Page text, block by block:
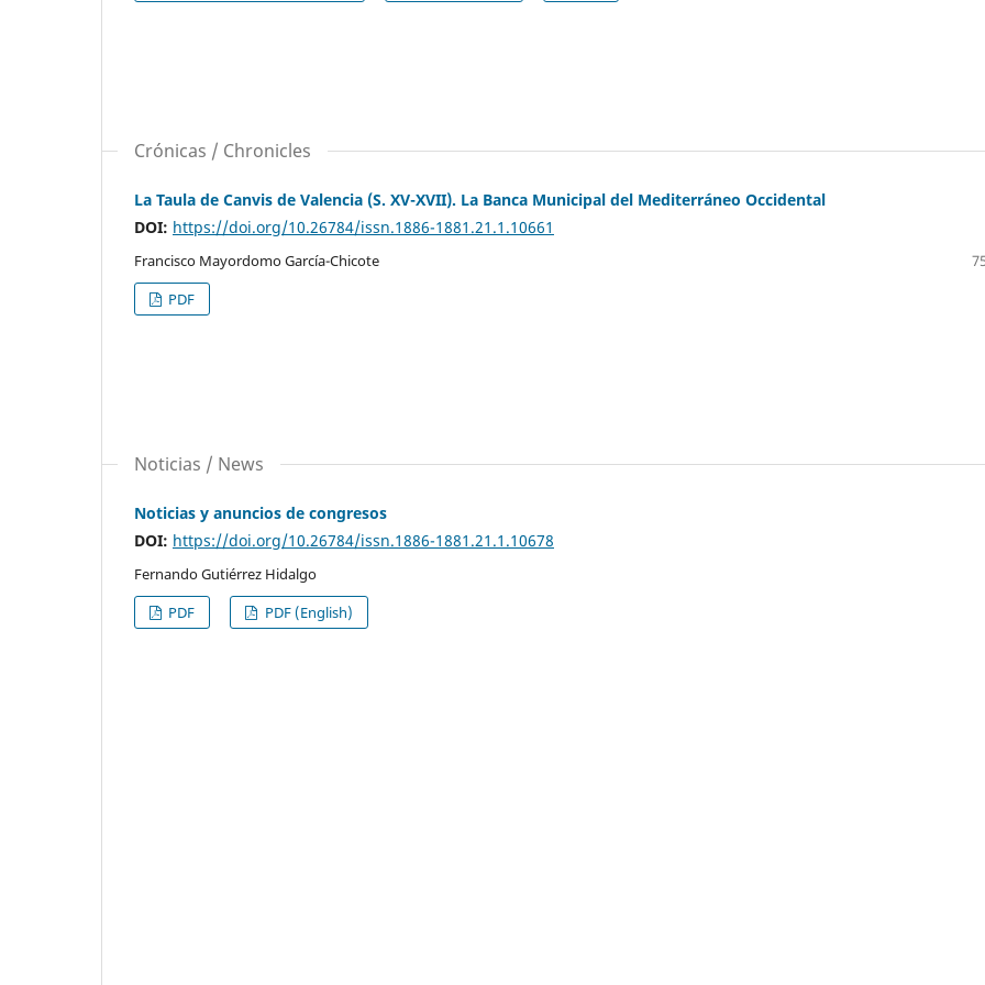
Crónicas / Chronicles
La Taula de Canvis de Valencia (S. XV-XVII). La Banca Municipal del Mediterráneo Occidental
DOI: https://doi.org/10.26784/issn.1886-1881.21.1.10661
Francisco Mayordomo García-Chicote
PDF
Noticias / News
Noticias y anuncios de congresos
DOI: https://doi.org/10.26784/issn.1886-1881.21.1.10678
Fernando Gutiérrez Hidalgo
PDF
PDF (English)